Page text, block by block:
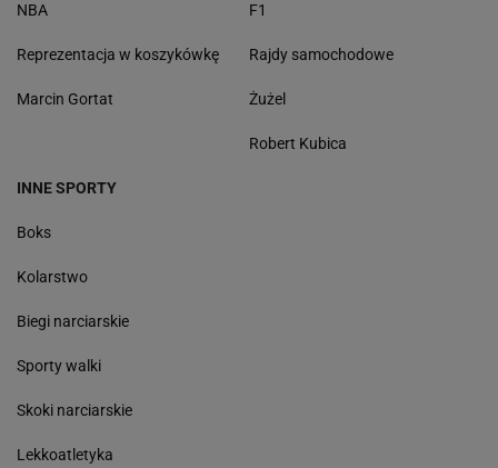
NBA
Reprezentacja w koszykówkę
Marcin Gortat
F1
Rajdy samochodowe
Żużel
Robert Kubica
INNE SPORTY
Boks
Kolarstwo
Biegi narciarskie
Sporty walki
Skoki narciarskie
Lekkoatletyka